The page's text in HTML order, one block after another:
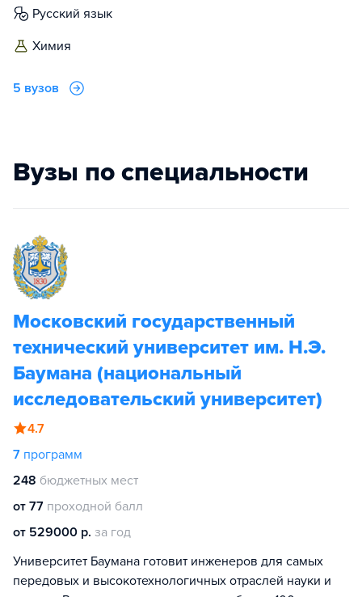
русский язык
химия
5 вузов
Вузы по специальности
Московский государственный
технический университет им. Н.Э.
Баумана (национальный
исследовательский университет)
4.7
7 программ
248 бюджетных мест
от 77 проходной балл
от 529000 р. за год
Университет Баумана готовит инженеров для самых
передовых и высокотехнологичных отраслей науки и